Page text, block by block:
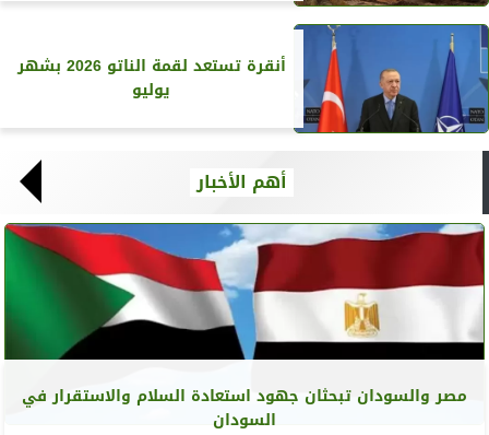
أنقرة تستعد لقمة الناتو 2026 بشهر
يوليو
أهم الأخبار
مصر والسودان تبحثان جهود استعادة السلام والاستقرار في
السودان